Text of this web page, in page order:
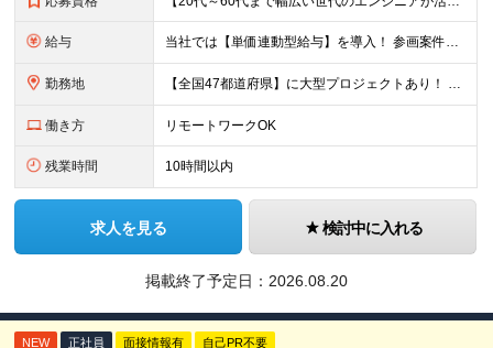
給与 当社では【単価連動型給与】を導入！ 参画案件の契約単価に連動して給与が決定。 還元率は単価の【70％～80％】と東証プライム上場グループとして高水準です！（社会保険料・教育コスト含む） ■関東：月給
勤務地 【全国47都道府県】に大型プロジェクトあり！ 主要勤務地： 北海道/宮城県/栃木県/埼玉県/千葉県/東京都/神奈川県/愛知県/大阪府/京都府/兵庫県/広島県/福岡県/熊本県 ※勤務エリアは、あなたの
働き方 リモートワークOK
残業時間 10時間以内
求人を見る 検討中に入れる
掲載終了予定日： 2026.08.20
NEW 正社員 面接情報有 自己PR不要